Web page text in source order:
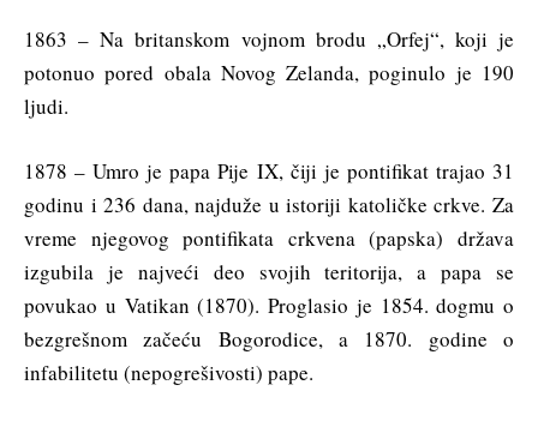
1863 – Na britanskom vojnom brodu „Orfej“, koji je
potonuo pored obala Novog Zelanda, poginulo je 190
ljudi.
1878 – Umro je papa Pije IX, čiji je pontifikat trajao 31
godinu i 236 dana, najduže u istoriji katoličke crkve. Za
vreme njegovog pontifikata crkvena (papska) država
izgubila je najveći deo svojih teritorija, a papa se
povukao u Vatikan (1870). Proglasio je 1854. dogmu o
bezgrešnom začeću Bogorodice, a 1870. godine o
infabilitetu (nepogrešivosti) pape.